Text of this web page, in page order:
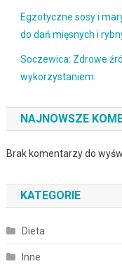
Egzotyczne sosy i
do dań mięsnych i
Soczewica: Zdrowe
wykorzystaniem
NAJNOWSZE
Brak komentarzy do
KATEGORIE
Dieta
Inne